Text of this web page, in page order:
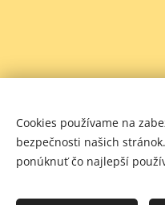
Cookies používame na
bezpečnosti našich
ponúknuť čo najlepší